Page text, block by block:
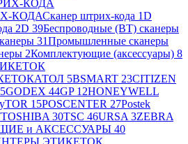
КОДАСканер штрих-кода 1D
2D 39Беспроводные (BT) сканеры
31Промышленные сканеры
2Комплектующие (аксессуары) 8
АТОЛ 5BSMART 23CITIZEN
5GODEX 44GP12HONEYWELL
15POSCENTER 27Postek
TOSHIBA 30TSC 46URSA 3ZEBRA
и АКСЕССУАРЫ 40